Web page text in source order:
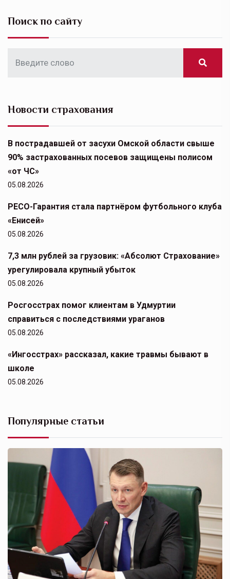
Поиск по сайту
Новости страхования
В пострадавшей от засухи Омской области свыше
90% застрахованных посевов защищены полисом
«от ЧС»
05.08.2026
РЕСО-Гарантия стала партнёром футбольного клуба
«Енисей»
05.08.2026
7,3 млн рублей за грузовик: «Абсолют Страхование»
урегулировала крупный убыток
05.08.2026
Росгосстрах помог клиентам в Удмуртии
справиться с последствиями ураганов
05.08.2026
«Ингосстрах» рассказал, какие травмы бывают в
школе
05.08.2026
Популярные статьи